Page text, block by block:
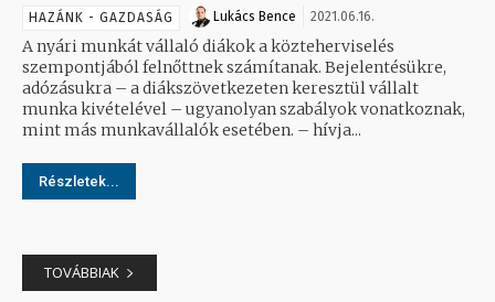
HAZÁNK - GAZDASÁG Lukács Bence 2021.06.16.
A nyári munkát vállaló diákok a közteherviselés
szempontjából felnőttnek számítanak. Bejelentésükre,
adózásukra – a diákszövetkezeten keresztül vállalt
munka kivételével – ugyanolyan szabályok vonatkoznak,
mint más munkavállalók esetében. – hívja...
Részletek...
TOVÁBBIAK